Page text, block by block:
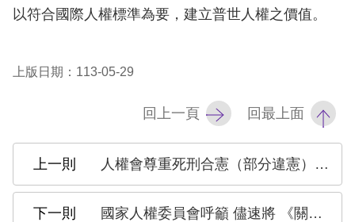
護
網
以符合國際人權標準為要，建立普世人權之價值。
上版日期：113-05-29
回上一頁 回最上面
人權會尊重死刑合憲（部分違憲）判決 呼籲政府落實公約義務並保障被害者家屬正義
國家人權委員會呼籲 儘速將 《關於買賣兒童、兒童賣淫和兒童色情問題之兒童權利公約任擇議定書》國內法化 杜絕兒少性剝削 接軌國際人權